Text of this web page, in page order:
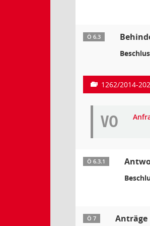
Ö 6.3
1262/2014-
VO
Ö 6.3.1
Ö 7 Anträge